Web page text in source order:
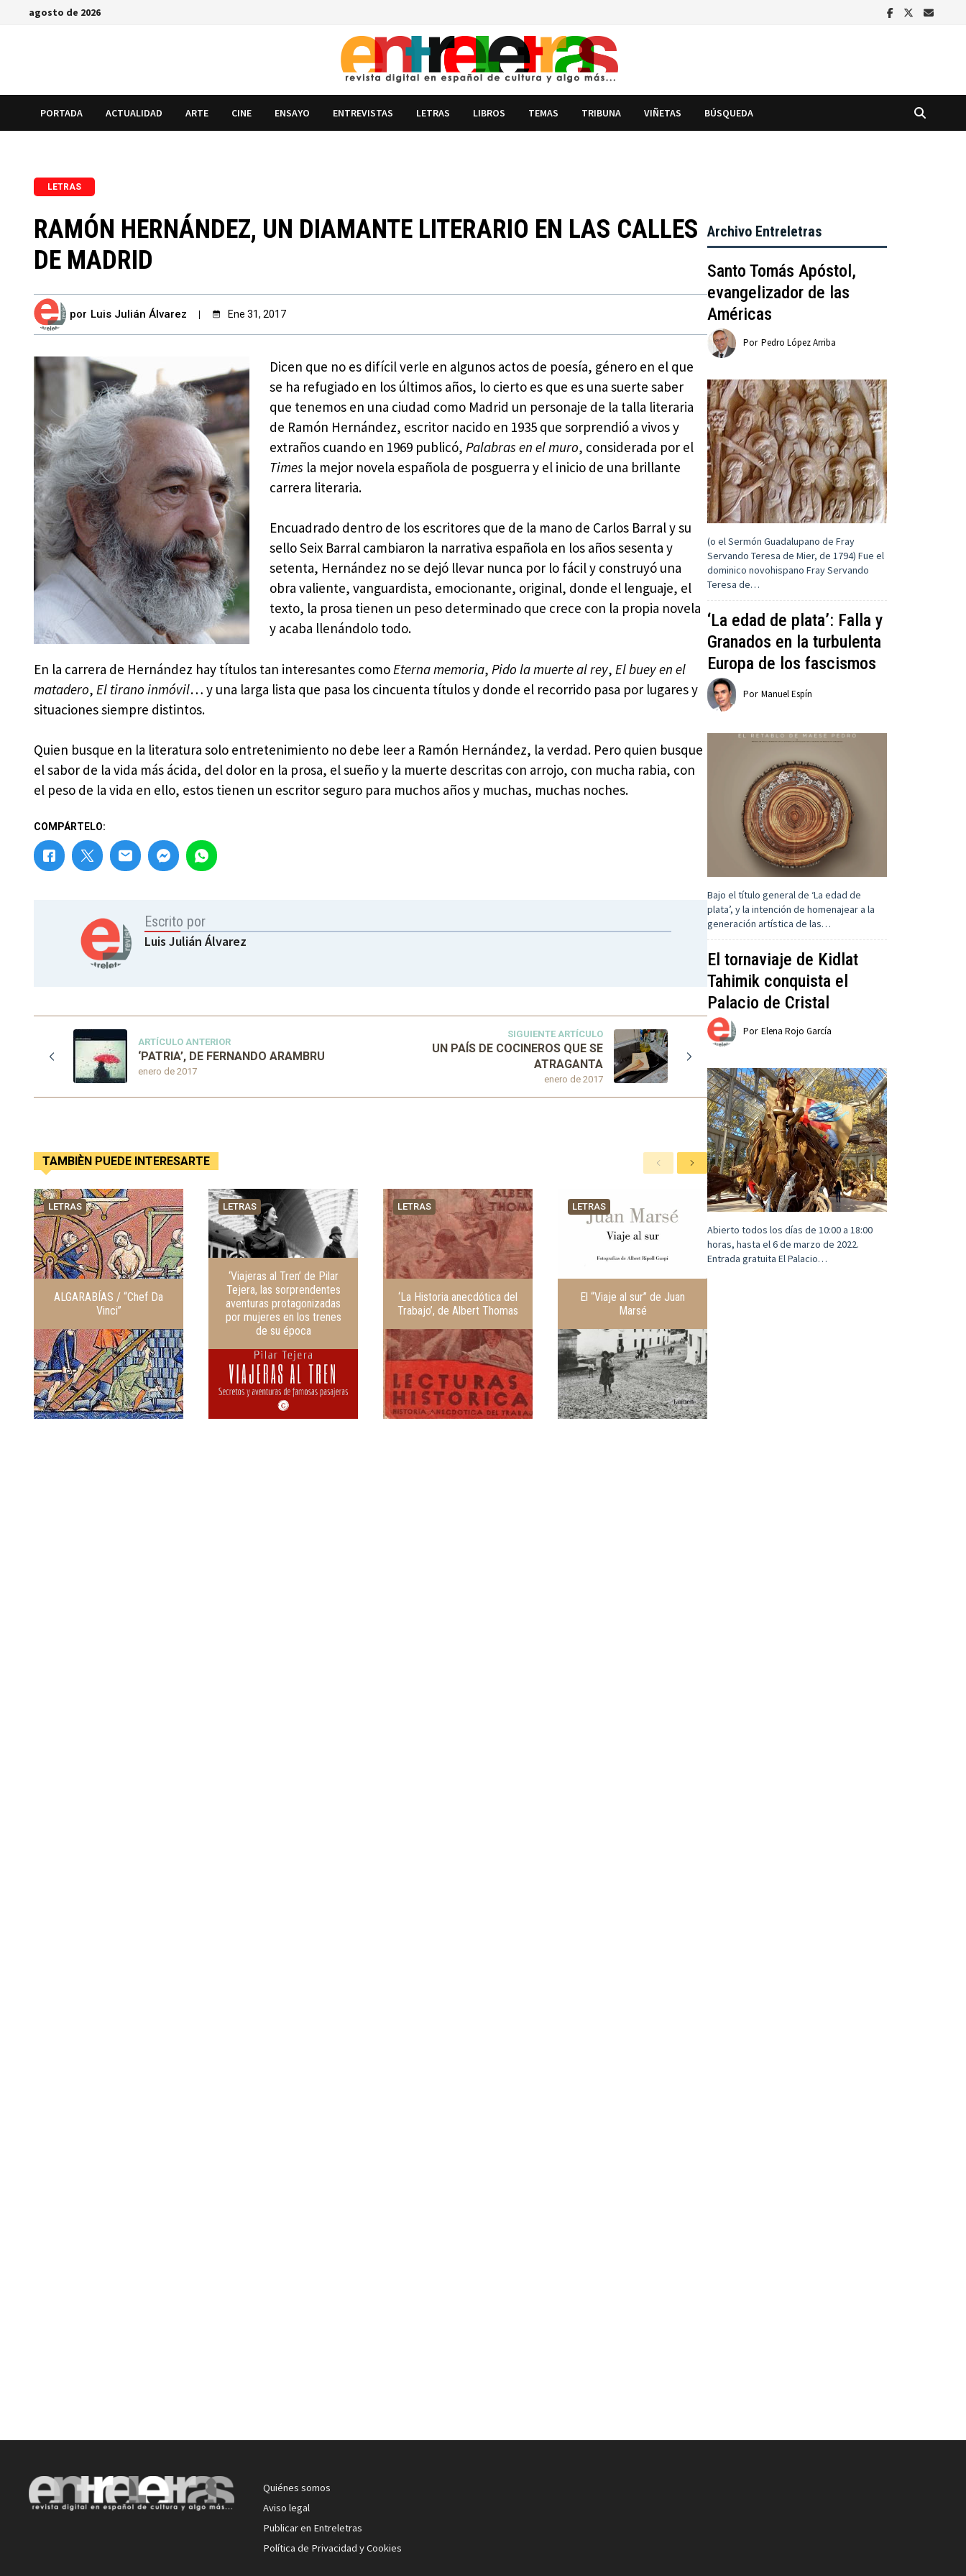
Saltaragosto de 2026
PORTADA ACTUALIDAD ARTE CINE ENSAYO ENTREVISTAS LETRAS LIBROS TEMAS TRIBUNA VIÑETAS BÚSQUEDA
LETRAS
RAMÓN HERNÁNDEZ, UN DIAMANTE LITERARIO EN LAS CALLES
DE MADRID
por Luis Julián Álvarez Ene 31, 2017
Dicen que no es difícil verle en algunos actos de poesía, género en el que
se ha refugiado en los últimos años, lo cierto es que es una suerte saber
que tenemos en una ciudad como Madrid un personaje de la talla literaria
de Ramón Hernández, escritor nacido en 1935 que sorprendió a vivos y
extraños cuando en 1969 publicó,Palabras en el muro, considerada por el
Times la mejor novela española de posguerra y el inicio de una brillante
carrera literaria.
Encuadrado dentro de los escritores que de la mano de Carlos Barral y su
sello Seix Barral cambiaron la narrativa española en los años sesenta y
setenta, Hernández no se dejó llevar nunca por lo fácil y construyó una
obra valiente, vanguardista, emocionante, original, donde el lenguaje, el
texto, la prosa tienen un peso determinado que crece con la propia novela
y acaba llenándolo todo.
En la carrera de Hernández hay títulos tan interesantes comoEterna memoria, Pido la muerte al rey, El buey en el
matadero, El tirano inmóvil… y una larga lista que pasa los cincuenta títulos y donde el recorrido pasa por lugares y
situaciones siempre distintos.
Quien busque en la literatura solo entretenimiento no debe leer a Ramón Hernández, la verdad. Pero quien busque
el sabor de la vida más ácida, del dolor en la prosa, el sueño y la muerte descritas con arrojo, con mucha rabia, con
el peso de la vida en ello, estos tienen un escritor seguro para muchos años y muchas, muchas noches.
COMPÁRTELO:
Escrito por
Luis Julián Álvarez
ARTÍCULO ANTERIOR
enero de 2017
‘PATRIA’, DE FERNANDO ARAMBRU
SIGUIENTE ARTÍCULO
enero de 2017
UN PAÍS DE COCINEROS QUE SE
ATRAGANTA
TAMBIÈN PUEDE INTERESARTE A
n
r
i
o
r
S
i
LETRAS
ALGARABÍAS / “Chef Da
Vinci”
LETRAS
‘Viajeras al Tren’ de Pilar
Tejera, las sorprendentes
aventuras protagonizadas
por mujeres en los trenes
de su época
LETRAS
‘La Historia anecdótica del
Trabajo’, de Albert Thomas
LETRAS
El “Viaje al sur” de Juan
Marsé
Archivo Entreletras
Santo Tomás Apóstol,
evangelizador de las
Américas
Por Pedro López Arriba
(o el Sermón Guadalupano de Fray
Servando Teresa de Mier, de 1794) Fue el
dominico novohispano Fray Servando
Teresa de…
‘La edad de plata’: Falla y
Granados en la turbulenta
Europa de los fascismos
Por Manuel Espín
Bajo el título general de ‘La edad de
plata’, y la intención de homenajear a la
generación artística de las…
El tornaviaje de Kidlat
Tahimik conquista el
Palacio de Cristal
Por Elena Rojo García
Abierto todos los días de 10:00 a 18:00
horas, hasta el 6 de marzo de 2022.
Entrada gratuita El Palacio…
Quiénes somos
Aviso legal
Publicar en Entreletras
Política de Privacidad y Cookies